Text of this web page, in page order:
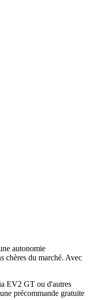
autonomie
chères du marché. Avec
EV2 GT ou d'autres
précommande gratuite